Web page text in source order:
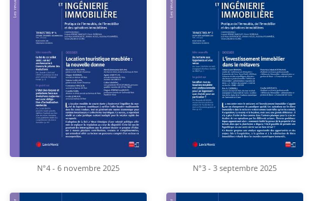
N°4 - 6 novembre 2025 N°3 - 3 septembre 2025